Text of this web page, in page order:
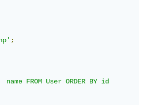
;
name FROM User ORDER BY id